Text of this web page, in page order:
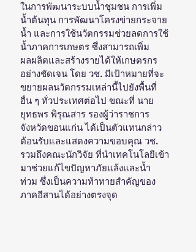
ในการพัฒนาระบบน้ำชุมชน การเพิ่ม
น้ำต้นทุน การพัฒนาโครงข่ายกระจาย
น้ำ และการใช้นวัตกรรมช่วยลดการใช้
น้ำภาคการเกษตร ซึ่งสามารถเพิ่ม
ผลผลิตและสร้างรายได้ให้เกษตรกร
อย่างชัดเจน โดย วช. มีเป้าหมายที่จะ
ขยายผลนวัตกรรมเหล่านี้ไปยังพื้นที่
อื่น ๆ ทั่วประเทศต่อไป ขณะที่ นาย
ยุทธพร พิรุณสาร รองผู้ว่าราชการ
จังหวัดขอนแก่น ได้เป็นตัวแทนกล่าว
ต้อนรับและแสดงความขอบคุณ วช.
รวมถึงคณะนักวิจัย ที่นำเทคโนโลยีเข้า
มาช่วยแก้ไขปัญหาภัยแล้งและน้ำ
ท่วม ซึ่งเป็นความท้าทายสำคัญของ
ภาคอีสานได้อย่างตรงจุด